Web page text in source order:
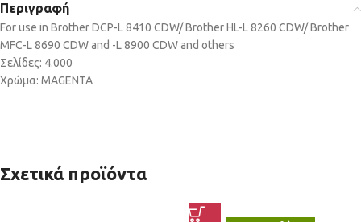
Περιγραφή
For use in Brother DCP-L 8410 CDW/ Brother HL-L 8260 CDW/ Brother
MFC-L 8690 CDW and -L 8900 CDW and others
Σελίδες: 4.000
Χρώμα: MAGENTA
Σχετικά προϊόντα